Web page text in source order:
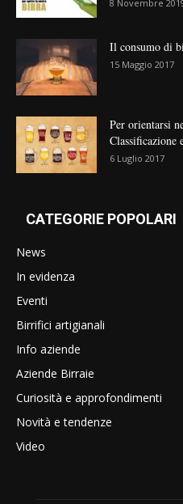
8 Novembre
Il consumo di
15 Maggio 2017
Per orientarsi
Classificazione
6 Luglio 2017
CATEGORIE POPOLARI
News
In evidenza
Eventi
Birrifici artigianali
Info aziende
Aziende Birraie
Curiosità e approfondimenti
Novità e tendenze
Video